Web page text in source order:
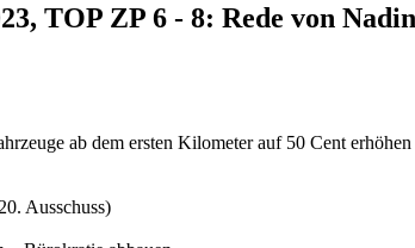
TOP ZP 6 - 8: Rede von
ab dem ersten Kilometer auf 50 Cent
Ausschuss)